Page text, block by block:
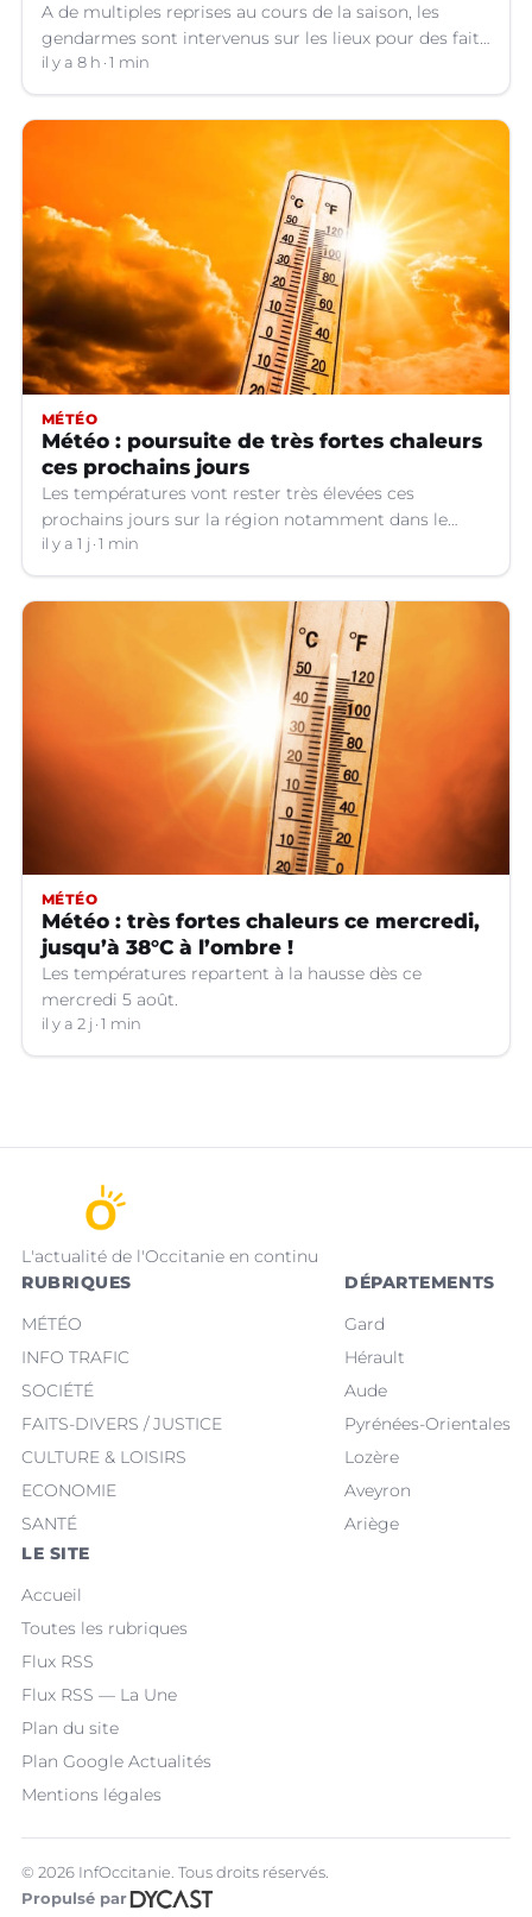
A de multiples reprises au cours de la saison, les
gendarmes sont intervenus sur les lieux pour des faits
de violences, de consommation d'alcool, de rixes, de
tapage, de stationnement...
il y a 8 h 1 min
MÉTÉO
Météo : poursuite de très fortes chaleurs
ces prochains jours
Les températures vont rester très élevées ces
prochains jours sur la région notamment dans le
Languedoc.
il y a 1 j 1 min
MÉTÉO
Météo : très fortes chaleurs ce mercredi,
jusqu’à 38°C à l’ombre !
Les températures repartent à la hausse dès ce
mercredi 5 août.
il y a 2 j 1 min
L'actualité de l'Occitanie en continu
RUBRIQUES
MÉTÉO
INFO TRAFIC
SOCIÉTÉ
FAITS-DIVERS / JUSTICE
CULTURE & LOISIRS
ECONOMIE
SANTÉ
DÉPARTEMENTS
Gard
Hérault
Aude
Pyrénées-Orientales
Lozère
Aveyron
Ariège
LE SITE
Accueil
Toutes les rubriques
Flux RSS
Flux RSS — La Une
Plan du site
Plan Google Actualités
Mentions légales
© 2026 InfOccitanie. Tous droits réservés.
Propulsé par